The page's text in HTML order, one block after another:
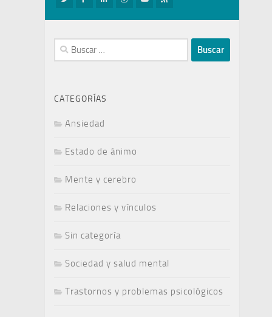
Buscar:
CATEGORÍAS
Ansiedad
Estado de ánimo
Mente y cerebro
Relaciones y vínculos
Sin categoría
Sociedad y salud mental
Trastornos y problemas psicológicos